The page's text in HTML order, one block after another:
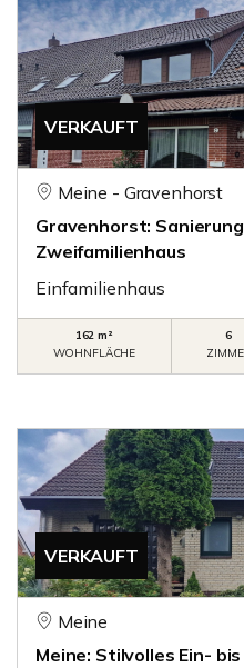
VERKAUFT
Meine - Gravenhorst
Gravenhorst:
Zweifamilienhaus
Einfamilienhaus
162 m²
WOHNFLÄCHE
6
VERKAUFT
Meine
Meine: Stilvolles Ein-